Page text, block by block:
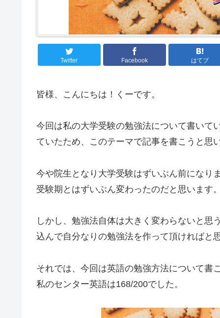
Twitter Facebook はてブ
皆様、こんにちは！くーです。
今回は私の大学受験の勉強法について書いて
ていたため、このテーマで記事を書こうと思
今や院生となり大学受験はずいぶん前になり
受験期とはずいぶん変わったのだと思います。
しかし、勉強法自体は大きく変わらないと思
込んで自分なりの勉強法を作って頂ければと
それでは、今回は英語の勉強方法について書
私のセンター英語は168/200でした。